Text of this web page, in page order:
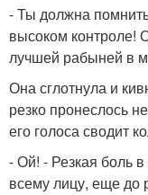
- Ты должна
высоком контроле!
лучшей рабыней в
Она сглотнула и
резко пронеслось
его голоса сводит
- Ой! - Резкая боль
всему лицу, еще до